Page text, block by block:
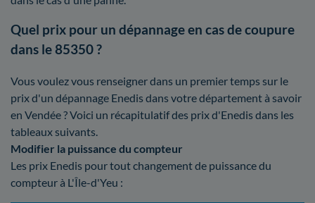
Quel prix pour un dépannage en cas de coupure
dans le 85350 ?
Vous voulez vous renseigner dans un premier temps sur le
prix d'un dépannage Enedis dans votre département à savoir
en Vendée ? Voici un récapitulatif des prix d'Enedis dans les
tableaux suivants.
Modifier la puissance du compteur
Les prix Enedis pour tout changement de puissance du
compteur à L'Île-d'Yeu :